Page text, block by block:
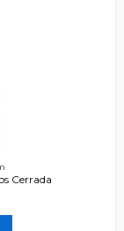
Cerrada